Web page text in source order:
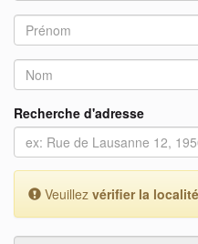
Recherche d'adresse
Veuillez vérifier la localité